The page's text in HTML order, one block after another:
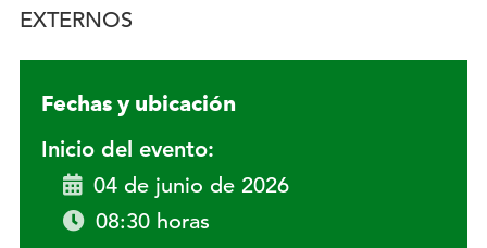
EXTERNOS
Fechas y ubicación
Inicio del evento:
04 de junio de 2026
08:30 horas